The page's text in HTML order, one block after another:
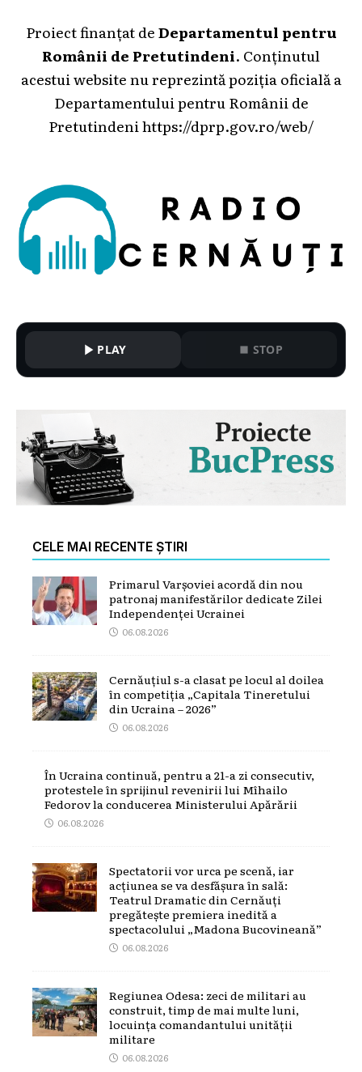
Proiect finanțat deDepartamentul pentru
Românii de Pretutindeni. Conținutul
acestui website nu reprezintă poziția oficială a
Departamentului pentru Românii de
Pretutindeni https://dprp.gov.ro/web/
PLAY STOP
CELE MAI RECENTE ȘTIRI
Primarul Varșoviei acordă din nou
patronaj manifestărilor dedicate Zilei
Independenței Ucrainei
06.08.2026
Cernăuțiul s-a clasat pe locul al doilea
în competiția „Capitala Tineretului
din Ucraina – 2026”
06.08.2026
În Ucraina continuă, pentru a 21-a zi consecutiv,
protestele în sprijinul revenirii lui Mîhailo
Fedorov la conducerea Ministerului Apărării
06.08.2026
Spectatorii vor urca pe scenă, iar
acțiunea se va desfășura în sală:
Teatrul Dramatic din Cernăuți
pregătește premiera inedită a
spectacolului „Madona Bucovineană”
06.08.2026
Regiunea Odesa: zeci de militari au
construit, timp de mai multe luni,
locuința comandantului unității
militare
06.08.2026